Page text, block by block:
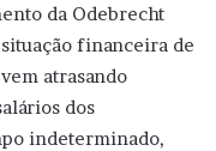
da Odebrecht
financeira de
atrasando
dos
indeterminado,